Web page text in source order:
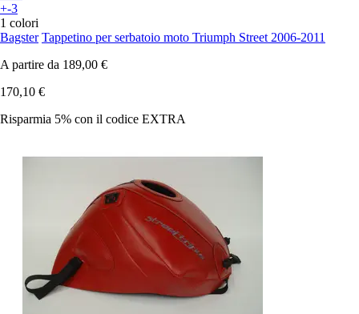
+-3
1 colori
Bagster Tappetino per serbatoio moto Triumph Street 2006-2011
A partire da 189,00 €
170,10 €
Risparmia 5% con il codice EXTRA